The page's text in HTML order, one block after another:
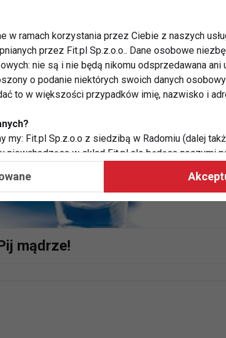
mądrze!
mądrze!
w ramach korzystania przez Ciebie z naszych
przez Fit.pl Sp.z.o.o.. Dane osobowe
nie są i nie będą nikomu odsprzedawana
o podanie niektórych swoich danych
to w większości przypadków imię, nazwisko i
my: Fit.pl Sp.z.o.o z siedzibą w Radomiu (dalej
w skład Fit.pl ale będące naszymi
tematykę ukazujących się tam materiałów do